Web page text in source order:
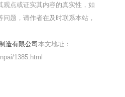
观点或证实其内容的真实性，如
题，请作者在及时联系本站，
造有限公司本文地址：
1385.html